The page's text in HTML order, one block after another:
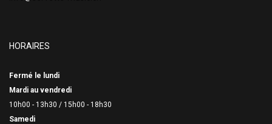
HORAIRES
Fermé le lundi
Mardi au vendredi
10h00 - 13h30 / 15h00 - 18h30
Samedi